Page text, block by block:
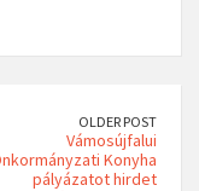
OLDER POST
Vámosújfalui
Konyha
pályázatot hirdet